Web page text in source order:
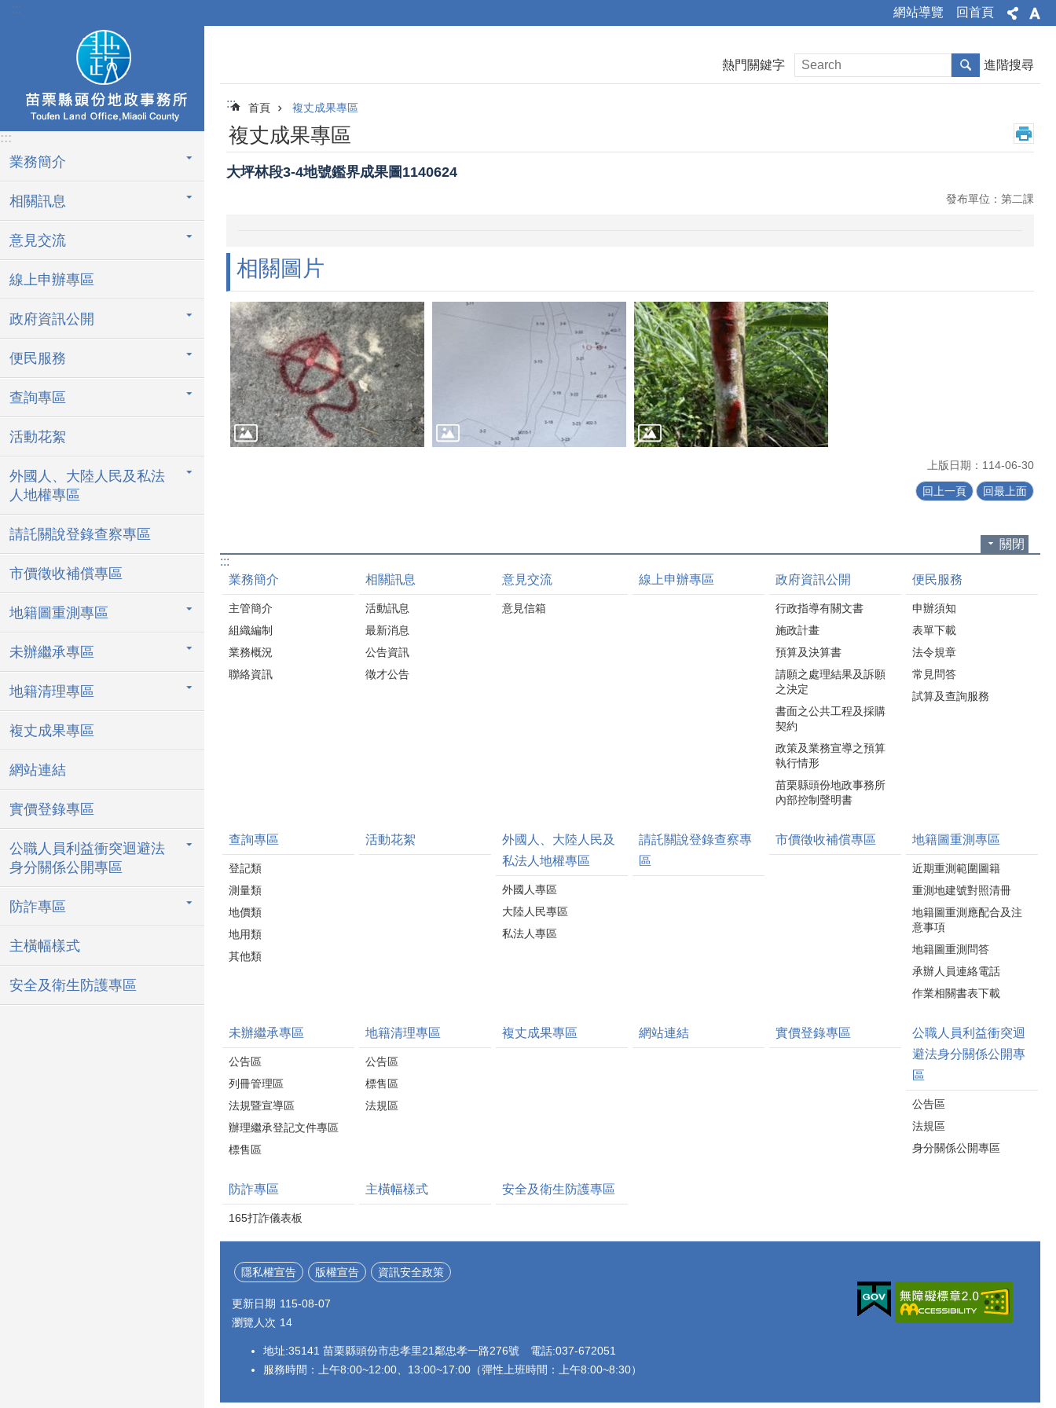
跳到主要內容區塊
::: 網站導覽 回首頁
:::
業務簡介
相關訊息
意見交流
線上申辦專區
政府資訊公開
便民服務
查詢專區
活動花絮
外國人、大陸人民及私法
人地權專區
請託關說登錄查察專區
市價徵收補償專區
地籍圖重測專區
未辦繼承專區
地籍清理專區
複丈成果專區
網站連結
實價登錄專區
公職人員利益衝突迴避法
身分關係公開專區
防詐專區
主橫幅樣式
安全及衛生防護專區
熱門關鍵字 進階搜尋
::: 首頁 複丈成果專區
複丈成果專區
大坪林段3-4地號鑑界成果圖1140624
發布單位：第二課
相關圖片
上版日期：114-06-30
回上一頁 回最上面
關閉
:::
業務簡介
主管簡介
組織編制
業務概況
聯絡資訊
相關訊息
活動訊息
最新消息
公告資訊
徵才公告
意見交流
意見信箱
線上申辦專區 政府資訊公開
行政指導有關文書
施政計畫
預算及決算書
請願之處理結果及訴願
之決定
書面之公共工程及採購
契約
政策及業務宣導之預算
執行情形
苗栗縣頭份地政事務所
內部控制聲明書
便民服務
申辦須知
表單下載
法令規章
常見問答
試算及查詢服務
查詢專區
登記類
測量類
地價類
地用類
其他類
活動花絮
外國人、大陸人民及
私法人地權專區
外國人專區
大陸人民專區
私法人專區
請託關說登錄查察專
區
市價徵收補償專區 地籍圖重測專區
近期重測範圍圖籍
重測地建號對照清冊
地籍圖重測應配合及注
意事項
地籍圖重測問答
承辦人員連絡電話
作業相關書表下載
未辦繼承專區
公告區
列冊管理區
法規暨宣導區
辦理繼承登記文件專區
標售區
地籍清理專區
公告區
標售區
法規區
複丈成果專區 網站連結 實價登錄專區
公職人員利益衝突迴
避法身分關係公開專
區
公告區
法規區
身分關係公開專區
防詐專區
165打詐儀表板
主橫幅樣式 安全及衛生防護專區
隱私權宣告 版權宣告 資訊安全政策
更新日期 115-08-07
瀏覽人次 14
地址:35141 苗栗縣頭份市忠孝里21鄰忠孝一路276號 電話:037-672051
服務時間：上午8:00~12:00、13:00~17:00（彈性上班時間：上午8:00~8:30）